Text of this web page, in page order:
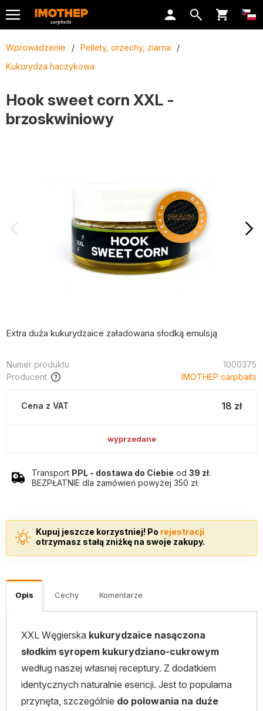
Wprowadzenie / Pellety, orzechy, ziarna
/
Kukurydza haczykowa
Hook sweet corn XXL -
brzoskwiniowy
Extra duża kukurydzaice załadowana słodką emulsją
Numer produktu
1000375
Producent
IMOTHEP carpbaits
18 zł
Cena z VAT
wyprzedane
Transport PPL - dostawa do Ciebie od 39 zł.
BEZPŁATNIE dla zamówień powyżej 350 zł.
Kupuj jeszcze korzystniej! Po rejestracji
otrzymasz stałą zniżkę na swoje zakupy.
Opis Cechy Komentarze
XXL Węgierska kukurydzaice nasączona
słodkim syropem kukurydziano-cukrowym
według naszej własnej receptury. Z dodatkiem
identycznych naturalnie esencji. Jest to popularna
przynęta, szczególnie do polowania na duże